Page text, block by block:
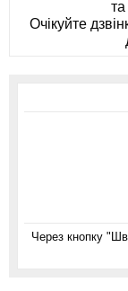
Очікуйте
Через кнопку